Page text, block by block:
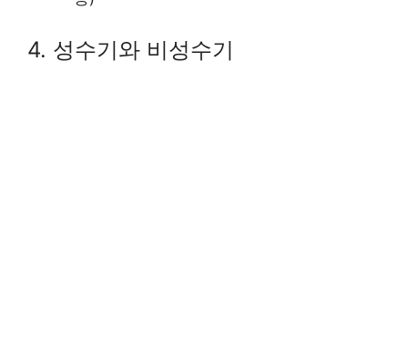
4. 성수기와 비성수기